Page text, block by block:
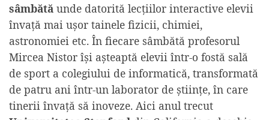
sâmbătă unde datorită lecțiilor interactive elevii
învață mai ușor tainele fizicii, chimiei,
astronomiei etc. În fiecare sâmbătă profesorul
Mircea Nistor își așteaptă elevii într-o fostă sală
de sport a colegiului de informatică, transformată
de patru ani într-un laborator de științe, în care
tinerii învață să inoveze. Aici anul trecut